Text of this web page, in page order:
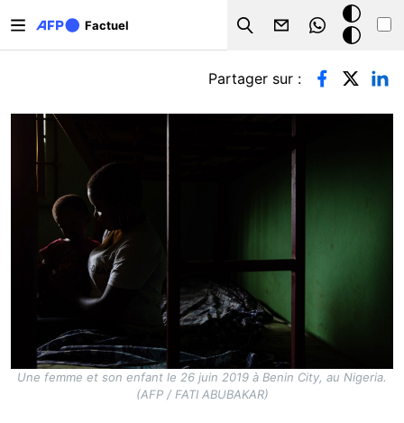
Factuel
Search
Mode
sombre
Onglets principaux
Partager sur :
Une femme et son enfant le 26 juin 2019 à Benin City, au Nigeria.
(AFP / FATI ABUBAKAR)